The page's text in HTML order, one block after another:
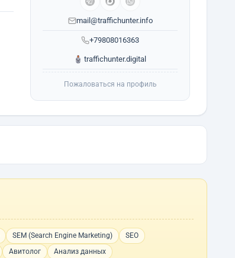
+79808016363
mail@traffichunter.info
traffichunter.digital
Пожаловаться на профиль
SEM (Search Engine Marketing)
SEO
Авитолог
Анализ данных